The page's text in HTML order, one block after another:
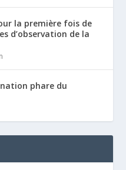
la première fois de
d’observation de la
phare du